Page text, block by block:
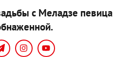
с Меладзе певица